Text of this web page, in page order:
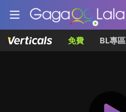
免費 BL專區